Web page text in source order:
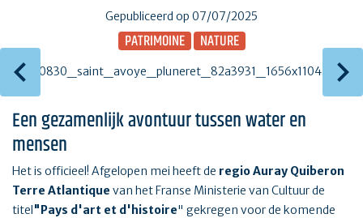
Gepubliceerd op 07/07/2025
PATRIMOINE NATURE
Een gezamenlijk avontuur tussen water en
mensen
Het is officieel! Afgelopen mei heeft de regio Auray Quiberon
Terre Atlantique van het Franse Ministerie van Cultuur de
titel"Pays d'art et d'histoire" gekregen voor de komende